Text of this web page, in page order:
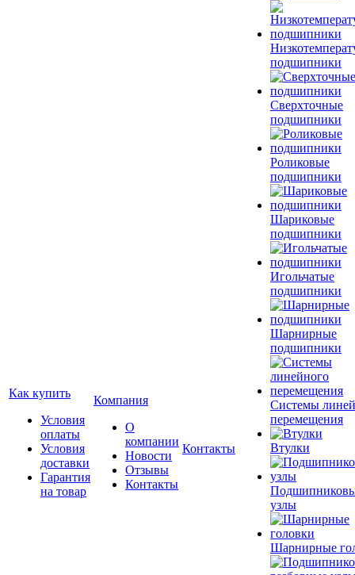
Как купить
Условия
оплаты
Условия
доставки
Гарантия
на товар
Компания
О
компании
Новости
Отзывы
Контакты
Контакты
подшипники
Сверхточные
подшипники
Роликовые
подшипники
Шариковые
подшипники
Игольчатые
подшипники
Шарнирные
подшипники
Системы
перемещения
Втулки
узлы
Шарнирные